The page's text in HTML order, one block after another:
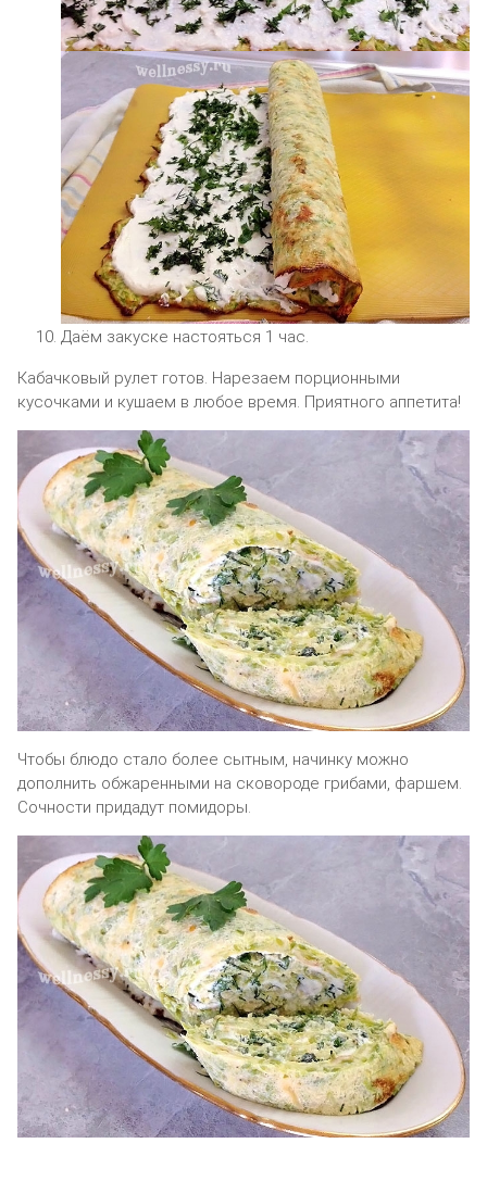
Даём закуске настояться 1 час.
Кабачковый рулет готов. Нарезаем порционными
кусочками и кушаем в любое время. Приятного аппетита!
Чтобы блюдо стало более сытным, начинку можно
дополнить обжаренными на сковороде грибами, фаршем.
Сочности придадут помидоры.